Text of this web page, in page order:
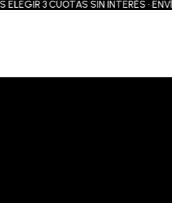
3 CUOTAS SIN INTERÉS •